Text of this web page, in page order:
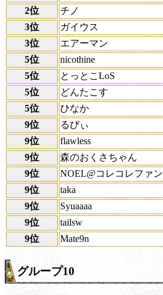
2位
チノ
3位
ガイウス
3位
エアーマン
5位
nicothine
5位
とっとこLoS
5位
どんたこす
5位
ひなか
9位
るびぃ
9位
flawless
9位
森のおくさちゃん
9位
NOEL@コレコレファン
9位
taka
9位
Syuaaaa
9位
tailsw
9位
Mate9n
グループ10